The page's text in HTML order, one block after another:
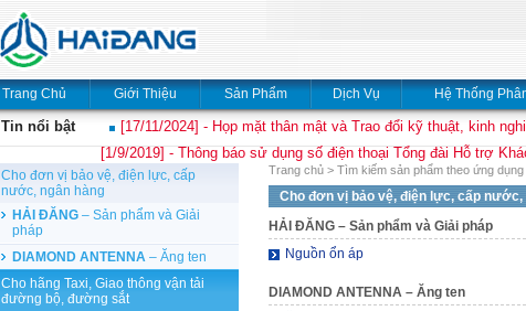
Trang Chủ Giới Thiệu Sản Phẩm Dịch Vụ Hệ Thống
Tin nổi bật
[17/11/2024] - Họp mặt thân mật và Trao đổi kỹ thuật, kinh
[1/9/2019] - Thông báo sử dụng số điện thoại Tổng đài Hỗ trợ
Cho đơn vị bảo vệ, điện lực, cấp
nước, ngân hàng
HẢI ĐĂNG – Sản phẩm và Giải
pháp
DIAMOND ANTENNA – Ăng ten
Cho hãng Taxi, Giao thông vận tải
đường bộ, đường sắt
Trang chủ > Tìm kiếm sản phẩm theo ứng dụng
Cho đơn vị bảo vệ, điện lực, cấp nước,
HẢI ĐĂNG – Sản phẩm và Giải pháp
Nguồn ổn áp
DIAMOND ANTENNA – Ăng ten